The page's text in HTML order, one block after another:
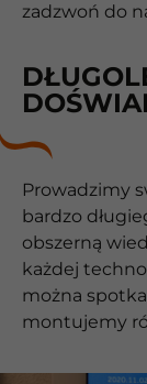
zadzwoń do
Prowadzimy
bardzo
obszerną
każdej
można
montujemy